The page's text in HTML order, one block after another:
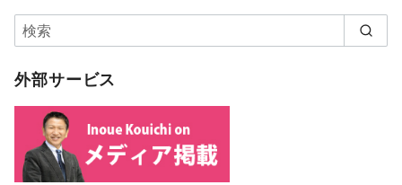
外部サービス